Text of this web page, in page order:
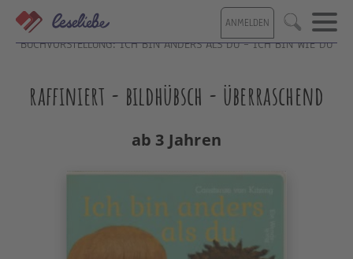
Direkt
zum
Inhalt
ANMELDEN Suche
BUCHVORSTELLUNG: ICH BIN ANDERS ALS DU – ICH BIN WIE DU
raffiniert - bildhübsch - überraschend
ab 3 Jahren